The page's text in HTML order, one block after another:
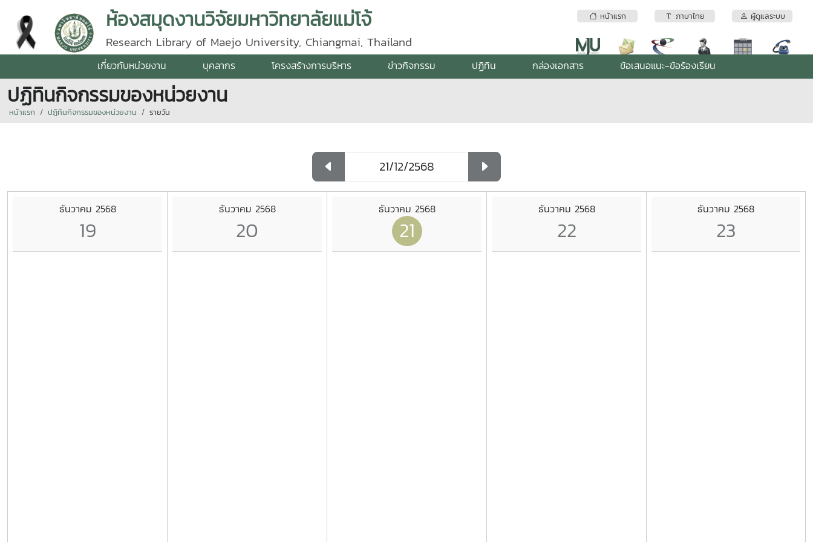
หน้าแรก ภาษาไทย ผู้ดูแลระบบ
ห้องสมุดงานวิจัยมหาวิทยาลัยแม่โจ้
Research Library of Maejo University, Chiangmai, Thailand
เกี่ยวกับหน่วยงาน บุคลากร โครงสร้างการบริหาร ข่าวกิจกรรม ปฏิทิน กล่องเอกสาร ข้อเสนอแนะ-ข้อร้องเรียน
ปฏิทินกิจกรรมของหน่วยงาน
หน้าแรก ปฏิทินกิจกรรมของหน่วยงาน รายวัน
ธันวาคม 2568
19
ธันวาคม 2568
20
ธันวาคม 2568
21
ธันวาคม 2568
22
ธันวาคม 2568
23